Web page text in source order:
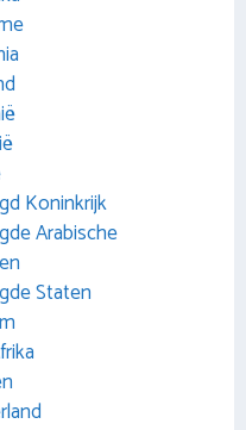
Koninkrijk
Arabische
Staten